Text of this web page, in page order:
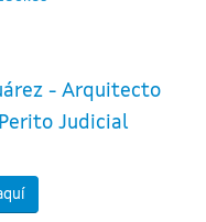
- Arquitecto
Judicial